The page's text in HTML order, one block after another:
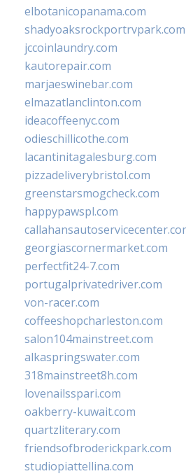
elbotanicopanama.com
shadyoaksrockportrvpark.com
jccoinlaundry.com
kautorepair.com
marjaeswinebar.com
elmazatlanclinton.com
ideacoffeenyc.com
odieschillicothe.com
lacantinitagalesburg.com
pizzadeliverybristol.com
greenstarsmogcheck.com
happypawspl.com
georgiascornermarket.com
perfectfit24-7.com
portugalprivatedriver.com
von-racer.com
coffeeshopcharleston.com
salon104mainstreet.com
alkaspringswater.com
318mainstreet8h.com
lovenailsspari.com
oakberry-kuwait.com
quartzliterary.com
friendsofbroderickpark.com
studiopiattellina.com